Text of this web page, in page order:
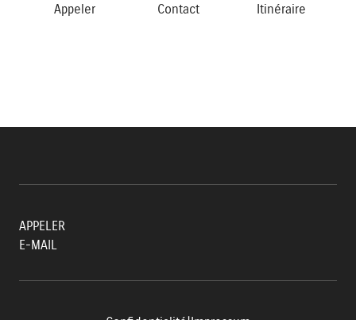
Appeler Contact Itinéraire
APPELER
E-MAIL